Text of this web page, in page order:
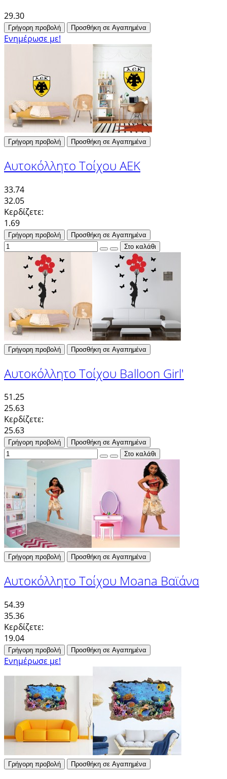
29.30
Γρήγορη προβολή Προσθήκη σε Αγαπημένα
Ενημέρωσε με!
Γρήγορη προβολή Προσθήκη σε Αγαπημένα
Αυτοκόλλητο Τοίχου ΑΕΚ
33.74
32.05
Κερδίζετε:
1.69
Γρήγορη προβολή Προσθήκη σε Αγαπημένα
Γρήγορη προβολή Προσθήκη σε Αγαπημένα
Αυτοκόλλητο Τοίχου Balloon Girl'
51.25
25.63
Κερδίζετε:
25.63
Γρήγορη προβολή Προσθήκη σε Αγαπημένα
Γρήγορη προβολή Προσθήκη σε Αγαπημένα
Αυτοκόλλητο Τοίχου Moana Βαϊάνα
54.39
35.36
Κερδίζετε:
19.04
Γρήγορη προβολή Προσθήκη σε Αγαπημένα
Ενημέρωσε με!
Γρήγορη προβολή Προσθήκη σε Αγαπημένα